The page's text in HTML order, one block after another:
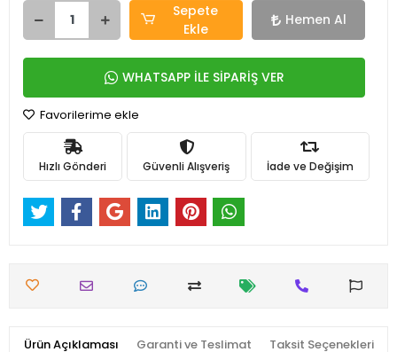
Sepete
Ekle
Hemen Al
WHATSAPP İLE SİPARİŞ VER
Favorilerime ekle
Hızlı Gönderi Güvenli Alışveriş İade ve Değişim
Ürün Açıklaması Garanti ve Teslimat Taksit Seçenekleri